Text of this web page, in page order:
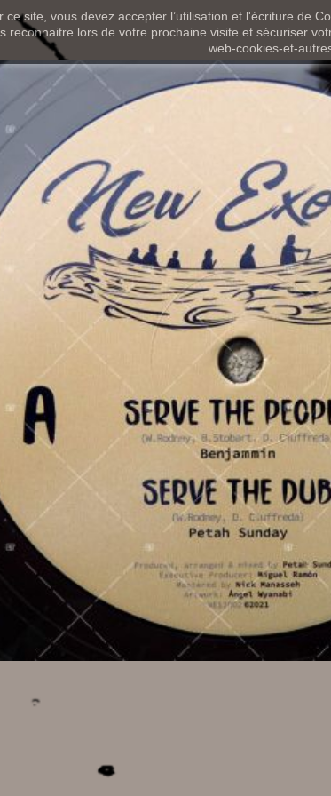
site, vous devez accepter l’utilisation et l'écriture de
reconnaitre lors de votre prochaine visite et sécuriser
web-cookies-et-